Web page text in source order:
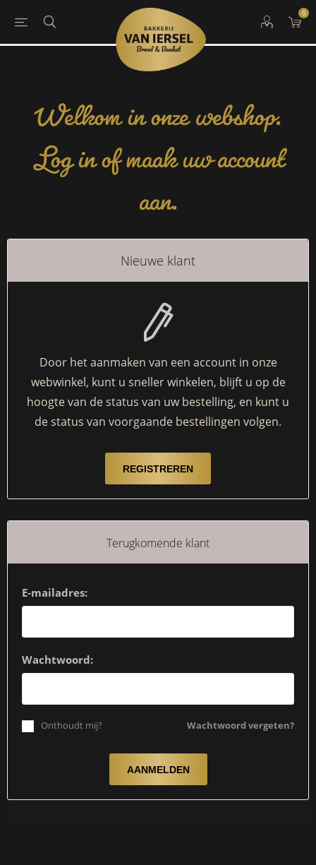
0
Welkom in onze webshop.
Log in of maak uw account
aan.
Nieuwe klant
Door het aanmaken van een account in onze
webwinkel, kunt u sneller winkelen, blijft u op de
hoogte van de status van uw bestelling, en kunt u
de status van voorgaande bestellingen volgen.
Terugkomende klant
E-mailadres:
Wachtwoord:
Wachtwoord vergeten?
Onthoudt mij?